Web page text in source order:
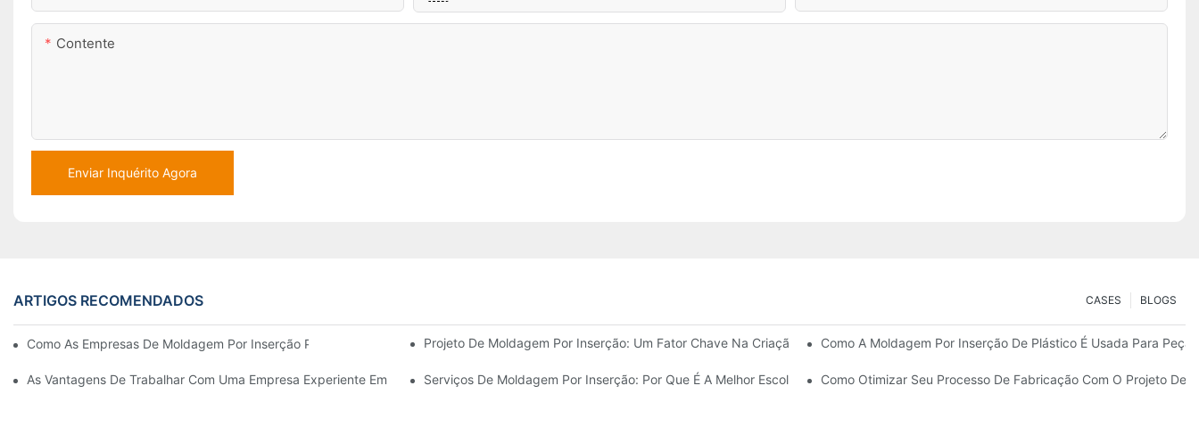
Contente
Enviar Inquérito Agora
ARTIGOS RECOMENDADOS BLOGS
CASES
Como As Empresas De Moldagem Por Inserção Podem Lidar Com Requisitos De Design ComplexosProjeto De Moldagem Por Inserção: Um Fator Chave Na Criação De Peças Robustas E Multimateriais
Como A Moldagem Por Inserção De Plástico É Usada Para
As Vantagens De Trabalhar Com Uma Empresa Experiente Em Moldagem Por Inserção.Serviços De Moldagem Por Inserção: Por Que É A Melhor Escolha Para Bens De Consumo DuráveisComo Otimizar Seu Processo De Fabricação Com O Projeto De